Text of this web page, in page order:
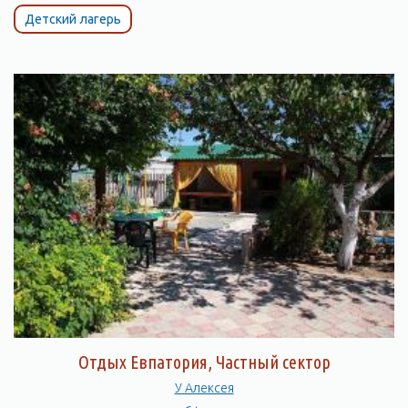
Детский лагерь
Отдых Евпатория, Частный сектор
У Алексея